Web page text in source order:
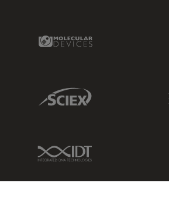
Molecular Devices Link
Sciex Link
IDT Link